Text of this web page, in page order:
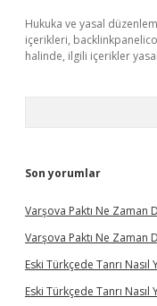
Hukuka ve yasal
içerikleri,
halinde, ilgili içerikler
Son yorumlar
Varşova Paktı Ne Zaman
Varşova Paktı Ne Zaman
Eski Türkçede Tanrı Nasıl
Eski Türkçede Tanrı Nasıl